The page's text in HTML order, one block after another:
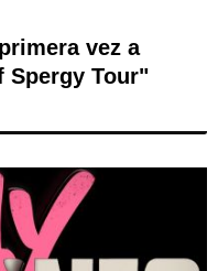
vez a
Spergy Tour"